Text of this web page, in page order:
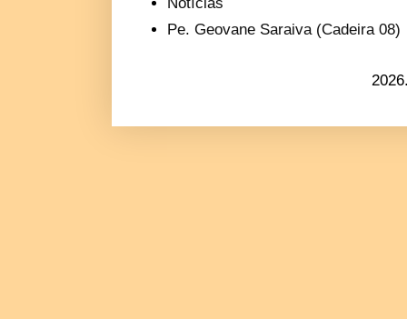
Notícias
Pe. Geovane Saraiva (Cadeira 08)